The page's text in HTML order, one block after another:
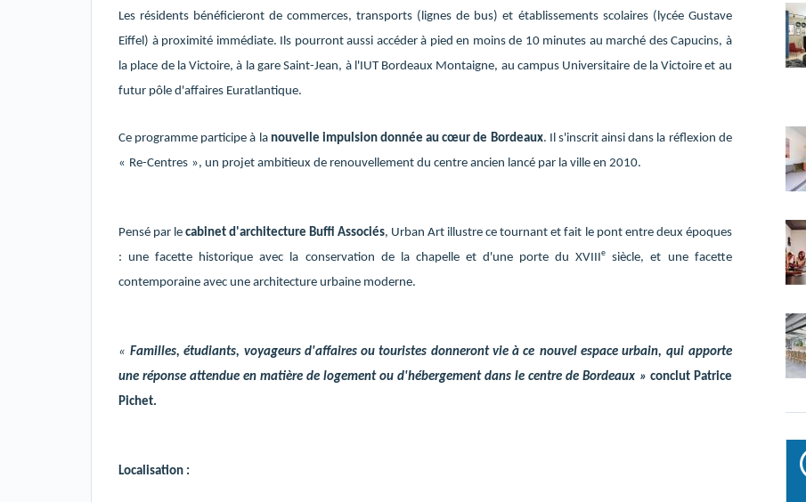
Les résidents bénéficieront de commerces, transports (lignes de bus) et établissements scolaires (lycée Gustave
Eiffel) à proximité immédiate. Ils pourront aussi accéder à pied en moins de 10 minutes au marché des Capucins, à
la place de la Victoire, à la gare Saint-Jean, à l'IUT Bordeaux Montaigne, au campus Universitaire de la Victoire et au
futur pôle d'affaires Euratlantique.
Ce programme participe à lanouvelle impulsion donnée au cœur de Bordeaux. Il s'inscrit ainsi dans la réflexion de
« Re-Centres », un projet ambitieux de renouvellement du centre ancien lancé par la ville en 2010.
Pensé par lecabinet d'architecture Buffi Associés, Urban Art illustre ce tournant et fait le pont entre deux époques
: une facette historique avec la conservation de la chapelle et d'une porte du XVIIIe
siècle, et une facette
contemporaine avec une architecture urbaine moderne.
« Familles, étudiants, voyageurs d'affaires ou touristes donneront vie à ce nouvel espace urbain, qui apporte
une réponse attendue en matière de logement ou d'hébergement dans le centre de Bordeaux » conclut Patrice
Pichet.
Localisation :